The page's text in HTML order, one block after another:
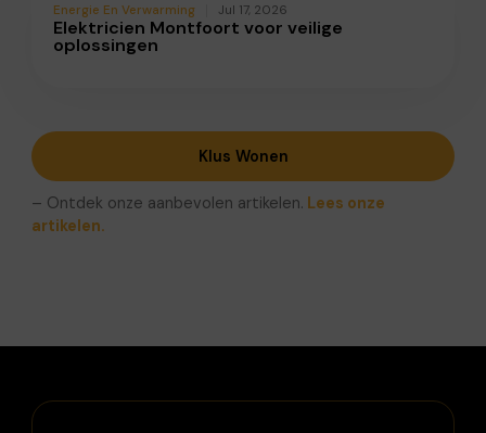
Energie En Verwarming Jul 17, 2026
Elektricien Montfoort voor veilige
oplossingen
Klus Wonen
– Ontdek onze aanbevolen artikelen. Lees onze
artikelen.